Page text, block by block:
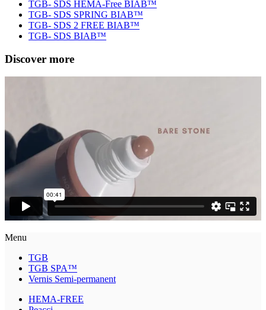
TGB- SDS HEMA-Free BIAB™
TGB- SDS SPRING BIAB™
TGB- SDS 2 FREE BIAB™
TGB- SDS BIAB™
Discover more
Menu
TGB
TGB SPA™
Vernis Semi-permanent
HEMA-FREE